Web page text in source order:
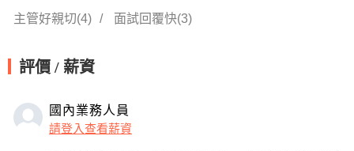
台中市烏日區中山路一段187號
主管好親切(4) 面試回覆快(3)
評價 / 薪資
國內業務人員
請登入查看薪資